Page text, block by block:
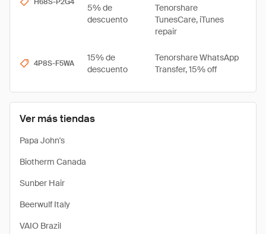
Ver más tiendas
Papa John's
Biotherm Canada
Sunber Hair
Beerwulf Italy
VAIO Brazil
5% de
descuento
Tenorshare
TunesCare, iTunes
repair
4P8S-F5WA
15% de
descuento
Tenorshare WhatsApp
Transfer, 15% off